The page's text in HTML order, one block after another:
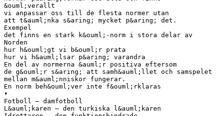
&ouml;verallt
vi anpassar oss till de flesta normer utan
att t&auml;nka s&aring; mycket p&aring; det.
Exempel
det finns en stark k&ouml;-norm i stora delar av
Norden
hur h&ouml;gt vi b&ouml;r prata
hur vi h&auml;lsar p&aring; varandra
En del av normerna &auml;r positiva eftersom
de g&ouml;r s&aring; att samh&auml;llet och samspelet
mellan m&auml;nniskor fungerar.
En norm beh&ouml;ver inte f&ouml;rklaras
•
Fotboll – damfotboll
L&auml;karen – den turkiska l&auml;karen